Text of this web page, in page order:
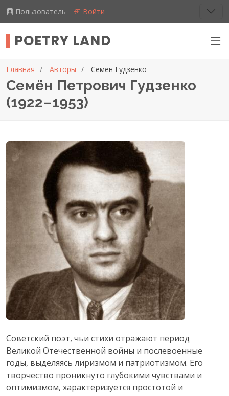
Пользователь Войти
POETRY LAND
Главная Авторы Семён Гудзенко
Семён Петрович Гудзенко
(1922–1953)
Советский поэт, чьи стихи отражают период
Великой Отечественной войны и послевоенные
годы, выделяясь лиризмом и патриотизмом. Его
творчество проникнуто глубокими чувствами и
оптимизмом, характеризуется простотой и